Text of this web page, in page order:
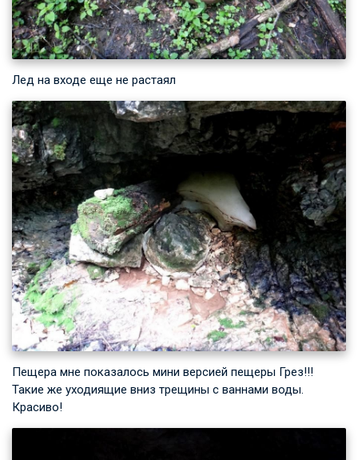
Лед на входе еще не растаял
Пещера мне показалось мини версией пещеры Грез!!!
Такие же уходиящие вниз трещины с ваннами воды.
Красиво!